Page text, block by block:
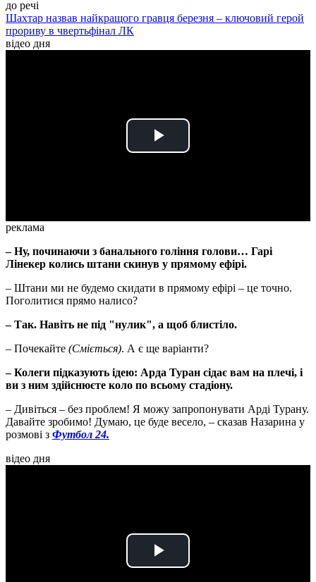
до речі
Шахтар назвав найкращого гравця березня – ключовий герой
прориву в чвертьфінал ЛК
відео дня
Play
реклама
– Ну, починаючи з банального гоління голови… Гарі
Лінекер колись штани скинув у прямому ефірі.
– Штани ми не будемо скидати в прямому ефірі – це точно.
Поголитися прямо налисо?
– Так. Навіть не під "нулик", а щоб блистіло.
– Почекайте (Сміється). А є ще варіанти?
– Колеги підказують ідею: Арда Туран сідає вам на плечі, і
ви з ним здійснюєте коло по всьому стадіону.
– Дивіться – без проблем! Я можу запропонувати Арді Турану.
Давайте зробимо! Думаю, це буде весело, – сказав Назарина у
розмові з Футбол 24.
відео дня
Play